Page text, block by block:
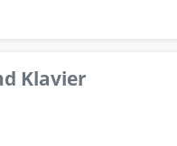
Klavier